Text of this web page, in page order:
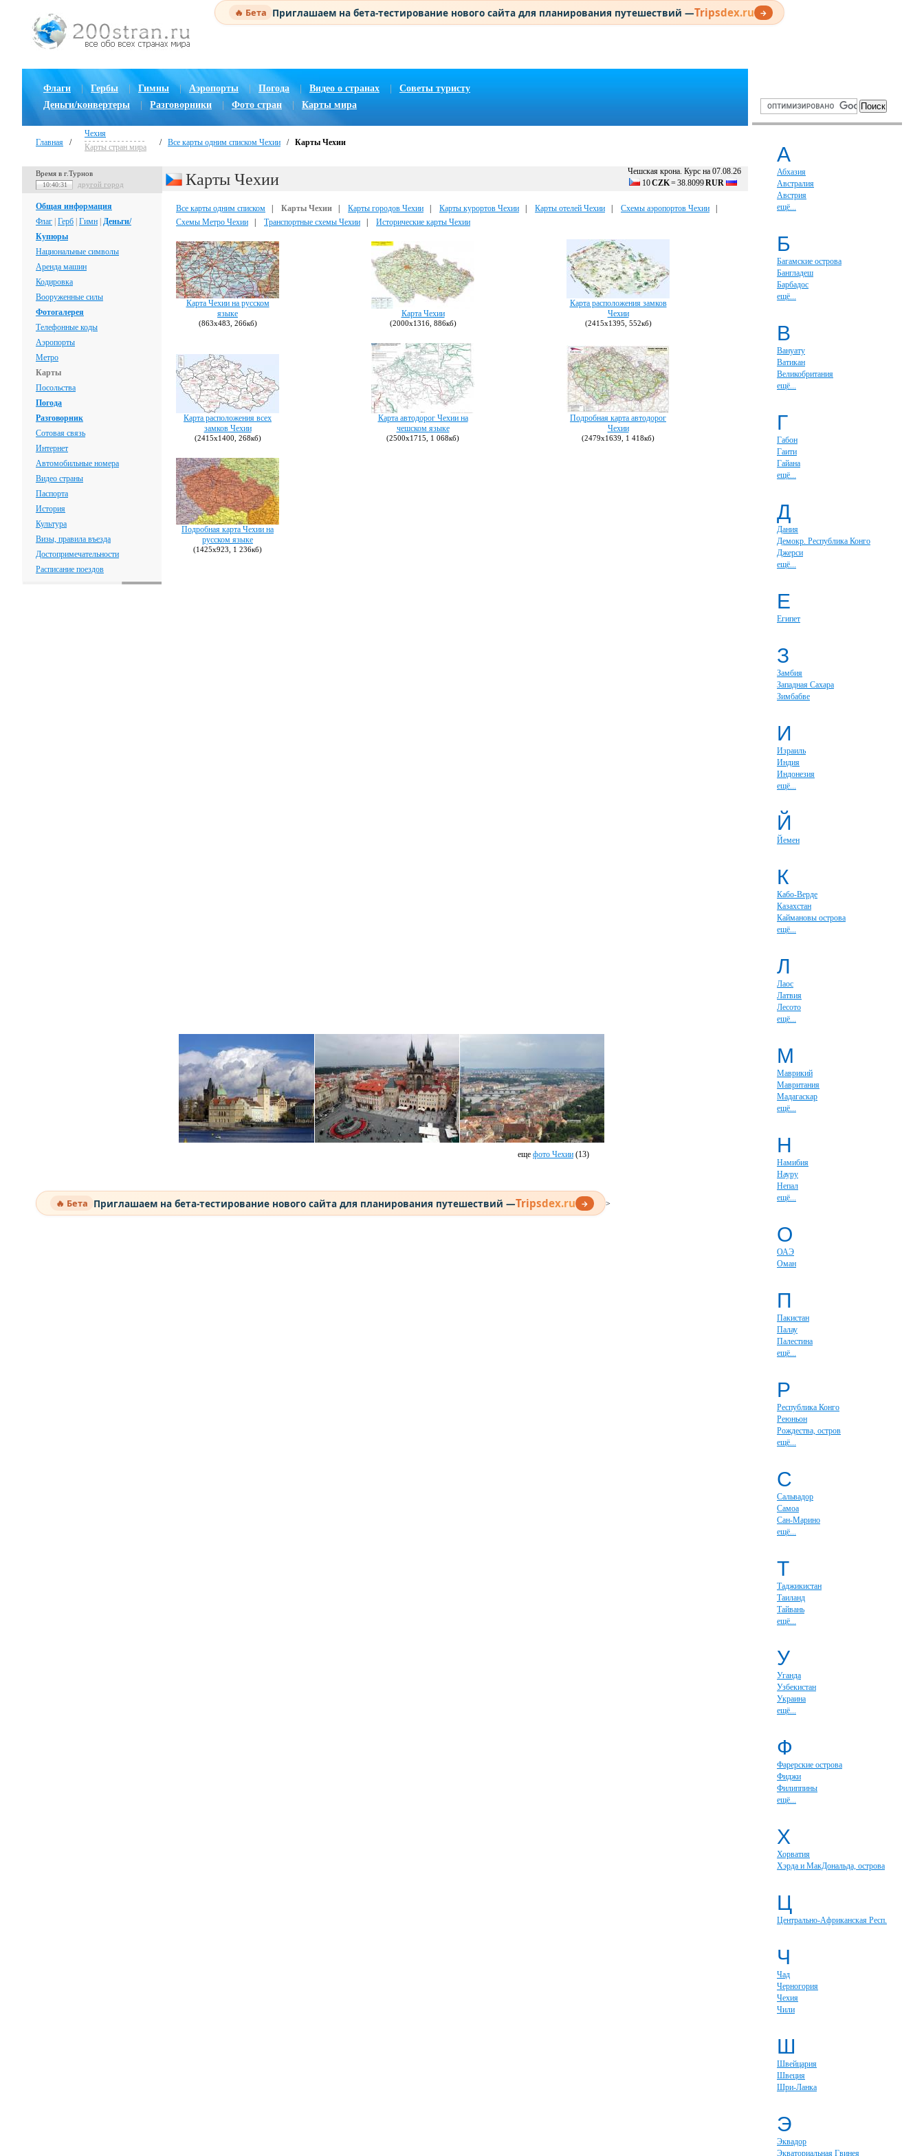
🔥 Бета Приглашаем на бета-тестирование нового сайта для планирования путешествий —Tripsdex.ru →
Флаги Гербы Гимны | Аэропорты Погода | Видео о странах
Советы туристу
Деньги/конвертеры
Разговорники Фото стран Карты мира
Главная /
Чехия
Карты стран мира
/ Все карты одним списком Чехии / Карты Чехии
Время в г.Турнов
10:40:32 другой город
Общая информация
Флаг Герб Гимн Деньги/
Купюры
Национальные символы
Аренда машин
Кодировка
Вооруженные силы
Фотогалерея
Телефонные коды
Аэропорты
Метро
Карты
Посольства
Погода
Разговорник
Сотовая связь
Интернет
Автомобильные номера
Видео страны
Паспорта
История
Культура
Визы, правила въезда
Достопримечательности
Расписание поездов
Чешская крона. Курс на 07.08.26
10CZK=38.8099RUR
Карты Чехии
Все карты одним списком Карты Чехии Карты городов Чехии Карты курортов Чехии Карты отелей Чехии Схемы аэропортов Чехии
Схемы Метро Чехии
Транспортные схемы Чехии Исторические карты Чехии
Карта Чехии на русском
языке
(863х483, 266кб)
Карта Чехии
(2000х1316, 886кб)
Карта расположения замков
Чехии
(2415х1395, 552кб)
Карта расположения всех
замков Чехии
(2415х1400, 268кб)
Карта автодорог Чехии на
чешском языке
(2500х1715, 1 068кб)
Подробная карта автодорог
Чехии
(2479х1639, 1 418кб)
Подробная карта Чехии на
русском языке
(1425х923, 1 236кб)
еще фото Чехии (13)
🔥 Бета Приглашаем на бета-тестирование нового сайта для планирования путешествий —Tripsdex.ru → >
А
Абхазия
Австралия
Австрия
ещё...
Б
Багамские острова
Бангладеш
Барбадос
ещё...
В
Вануату
Ватикан
Великобритания
ещё...
Г
Габон
Гаити
Гайана
ещё...
Д
Дания
Демокр. Республика Конго
Джерси
ещё...
Е
Египет
З
Замбия
Западная Сахара
Зимбабве
И
Израиль
Индия
Индонезия
ещё...
Й
Йемен
К
Кабо-Верде
Казахстан
Каймановы острова
ещё...
Л
Лаос
Латвия
Лесото
ещё...
М
Маврикий
Мавритания
Мадагаскар
ещё...
Н
Намибия
Науру
Непал
ещё...
О
ОАЭ
Оман
П
Пакистан
Палау
Палестина
ещё...
Р
Республика Конго
Реюньон
Рождества, остров
ещё...
С
Сальвадор
Самоа
Сан-Марино
ещё...
Т
Таджикистан
Таиланд
Тайвань
ещё...
У
Уганда
Узбекистан
Украина
ещё...
Ф
Фарерские острова
Фиджи
Филиппины
ещё...
Х
Хорватия
Хэрда и МакДональда, острова
Ц
Центрально-Африканская Респ.
Ч
Чад
Черногория
Чехия
Чили
Ш
Швейцария
Швеция
Шри-Ланка
Э
Эквадор
Экваториальная Гвинея